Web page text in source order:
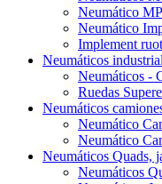
Neumático
Neumático
Implement
Neumáticos industrial
Neumáticos -
Ruedas
Neumáticos
Neumático
Neumático
Neumáticos Quads,
Neumáticos